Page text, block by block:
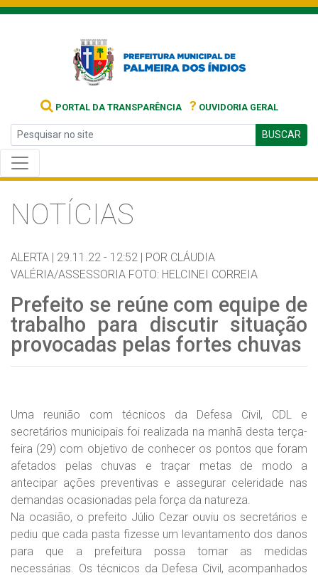
PORTAL DA TRANSPARÊNCIA ? OUVIDORIA GERAL
BUSCAR
NOTÍCIAS
ALERTA | 29.11.22 - 12:52 | POR CLÁUDIA
VALÉRIA/ASSESSORIA FOTO: HELCINEI CORREIA
Prefeito se reúne com equipe de
trabalho para discutir situação
provocadas pelas fortes chuvas
Uma reunião com técnicos da Defesa Civil, CDL e
secretários municipais foi realizada na manhã desta terça-
feira (29) com objetivo de conhecer os pontos que foram
afetados pelas chuvas e traçar metas de modo a
antecipar ações preventivas e assegurar celeridade nas
demandas ocasionadas pela força da natureza.
Na ocasião, o prefeito Júlio Cezar ouviu os secretários e
pediu que cada pasta fizesse um levantamento dos danos
para que a prefeitura possa tomar as medidas
necessárias. Os técnicos da Defesa Civil, acompanhados